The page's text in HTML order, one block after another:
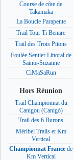
Course de côte de
Takamaka
La Boucle Parapente
Trail Tour Ti Benare
Trail des Trois Pitons
Foulée Sentier Littoral de
Sainte-Suzanne
CiMaSaRun
Hors Réunion
Trail Championnat du
Canigou (Canigó)
Trail des 6 Burons
Méribel Trails et Km
Vertical
Championnat France de
Km Vertical